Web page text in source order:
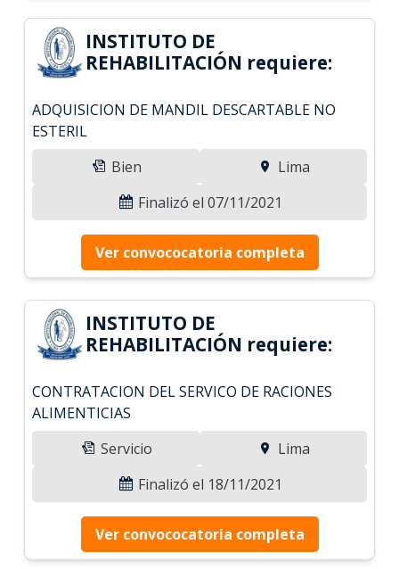
INSTITUTO DE
REHABILITACIÓN requiere:
ADQUISICION DE MANDIL DESCARTABLE NO
ESTERIL
Bien
Lima
Finalizó el 07/11/2021
Ver convococatoria completa
INSTITUTO DE
REHABILITACIÓN requiere:
CONTRATACION DEL SERVICO DE RACIONES
ALIMENTICIAS
Servicio
Lima
Finalizó el 18/11/2021
Ver convococatoria completa